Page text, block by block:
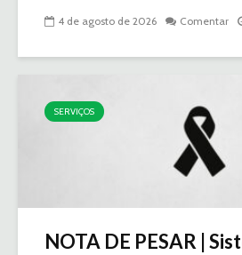
4 de agosto de 2026 Comentar
SERVIÇOS
NOTA DE PESAR |